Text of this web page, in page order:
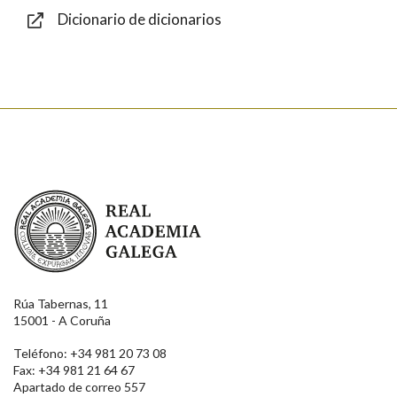
Dicionario de dicionarios
Real Academia Galega
Rúa Tabernas, 11
15001 - A Coruña
Teléfono: +34 981 20 73 08
Fax: +34 981 21 64 67
Apartado de correo 557